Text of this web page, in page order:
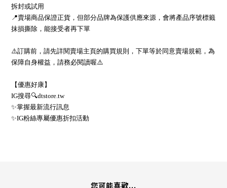
拆封或試用
📍賣場商品保證正貨，但部分品牌為保護供應來源，會將產品序號標籤
抹損撕除，能接受者再下單
⚠️訂購前，請先詳閱賣場主頁的購買規則，下單等於同意賣場規範，為
保障自身權益，請務必閱讀喔⚠️
【優惠好康】
IG搜尋🔍dtstore.tw
✨掌握最新流行訊息
✨IG粉絲專屬優惠折扣活動
您可能喜歡...